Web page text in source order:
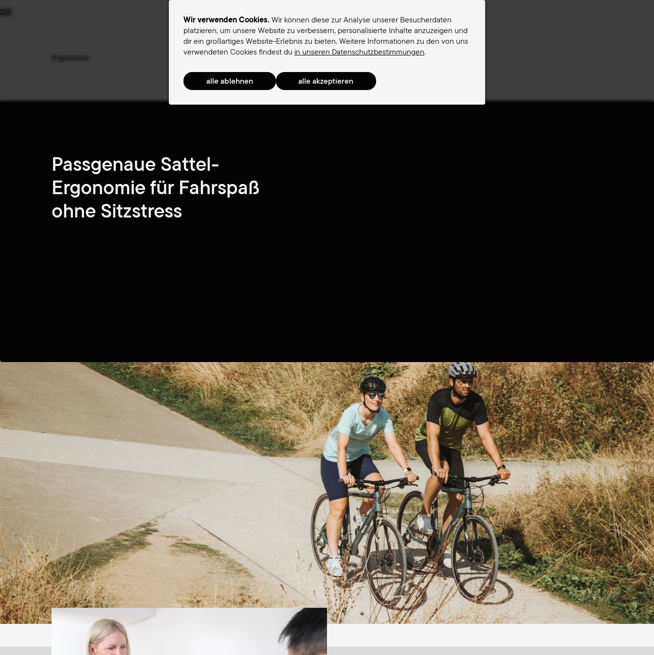
Wir verwenden Cookies. Wir können diese zur Analyse unserer Besucherdaten
platzieren, um unsere Website zu verbessern, personalisierte Inhalte anzuzeigen und
dir ein großartiges Website-Erlebnis zu bieten. Weitere Informationen zu den von uns
verwendeten Cookies findest du in unseren Datenschutzbestimmungen.
Menu
Sättel für Frauen Sättel für Männer
Terry-Sattelfinder
Ergonomie
Ergonomie
Passgenaue Sattel-
Ergonomie für Fahrspaß
ohne Sitzstress
Geschlechtsspezifische Sättel für jeden Anspruch
Sitzprobleme sind die am häufigsten genannten
Beschwerden beim Radfahren. Da sich Frauen und
Männer vor allem im Sitzbereich anatomisch erheblich
unterscheiden, entwickelt Terry im Ergonomie-Labor
geschlechtsspezifische Sättel – für jeden Anspruch, für
jedes Bike. Damit jede Tour für dich zu einem
komfortablen Fahrerlebnis wird. Ohne Sitzstress, ohne
unangenehme Taubheitsgefühle.